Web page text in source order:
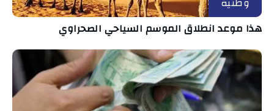
هذا موعد انطلاق الموسم السياحي الصحراوي